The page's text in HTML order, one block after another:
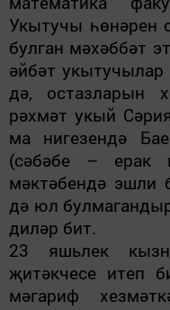
Укыту­чы һөнәрен
булган мәхәббәт
әйбәт
дә, остазла­рын
рәхмәт укый
ма нигезендә
(сәбәбе – ерак
мәктәбендә эшли
дә юл
диләр бит.
23 яшьлек
җитәкчесе итеп
мәгариф